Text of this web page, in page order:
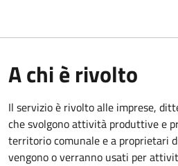
A chi è rivolto
Il servizio è rivolto alle imprese,
che svolgono attività produttive e
territorio comunale e a proprietari
vengono o verranno usati per